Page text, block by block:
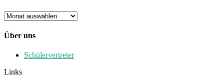
Archiv
Über uns
Schülervertreter
Links